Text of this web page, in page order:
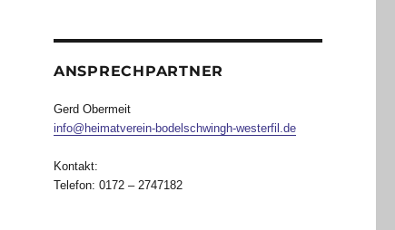
ANSPRECHPARTNER
Gerd Obermeit
info@heimatverein-bodelschwingh-westerfil.de
Kontakt:
Telefon: 0172 – 2747182